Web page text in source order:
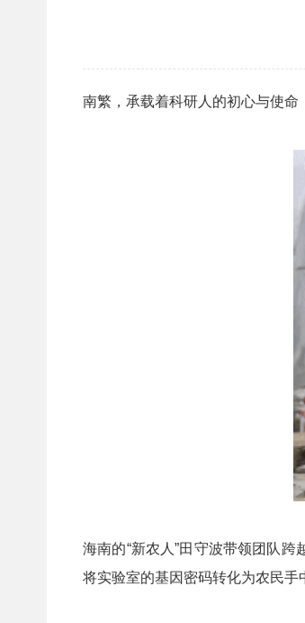
南繁，承载着科研人的初心与使命
海南的“新农人”田守波带领团队
将实验室的基因密码转化为农民手